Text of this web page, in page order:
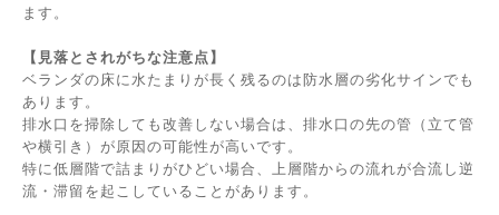
ます。
【見落とされがちな注意点】
ベランダの床に水たまりが長く残るのは防水層の劣化サインでも
あります。
排水口を掃除しても改善しない場合は、排水口の先の管（立て管
や横引き）が原因の可能性が高いです。
特に低層階で詰まりがひどい場合、上層階からの流れが合流し逆
流・滞留を起こしていることがあります。